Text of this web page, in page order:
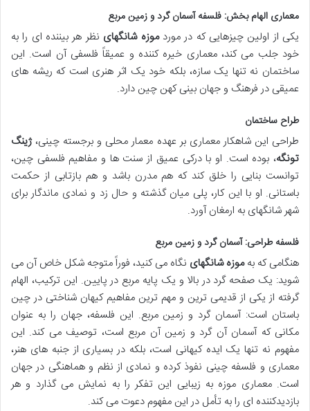
معماری الهام بخش: فلسفه آسمان گرد و زمین مربع
یکی از اولین چیزهایی که در موردموزه شانگهای نظر هر بیننده ای را به
خود جلب می کند، معماری خیره کننده و عمیقاً فلسفی آن است. این
ساختمان نه تنها یک سازه، بلکه خود یک اثر هنری است که ریشه های
عمیقی در فرهنگ و جهان بینی کهن چین دارد.
طراح ساختمان
طراحی این شاهکار معماری بر عهده معمار محلی و برجسته چینی،ژینگ
تونگه، بوده است. او با درکی عمیق از سنت ها و مفاهیم فلسفی چین،
توانست بنایی را خلق کند که هم مدرن باشد و هم بازتابی از حکمت
باستانی. او با این کار، پلی میان گذشته و حال زد و نمادی ماندگار برای
شهر شانگهای به ارمغان آورد.
فلسفه طراحی: آسمان گرد و زمین مربع
هنگامی که بهموزه شانگهای نگاه می کنید، فوراً متوجه شکل خاص آن می
شوید: یک صفحه گرد در بالا و یک پایه مربع در پایین. این ترکیب، الهام
گرفته از یکی از قدیمی ترین و مهم ترین مفاهیم کیهان شناختی در چین
باستان است: آسمان گرد و زمین مربع. این فلسفه، جهان را به عنوان
مکانی که آسمان آن گرد و زمین آن مربع است، توصیف می کند. این
مفهوم نه تنها یک ایده کیهانی است، بلکه در بسیاری از جنبه های هنر،
معماری و فلسفه چینی نفوذ کرده و نمادی از نظم و هماهنگی در جهان
است. معماری موزه به زیبایی این تفکر را به نمایش می گذارد و هر
بازدیدکننده ای را به تأمل در این مفهوم دعوت می کند.